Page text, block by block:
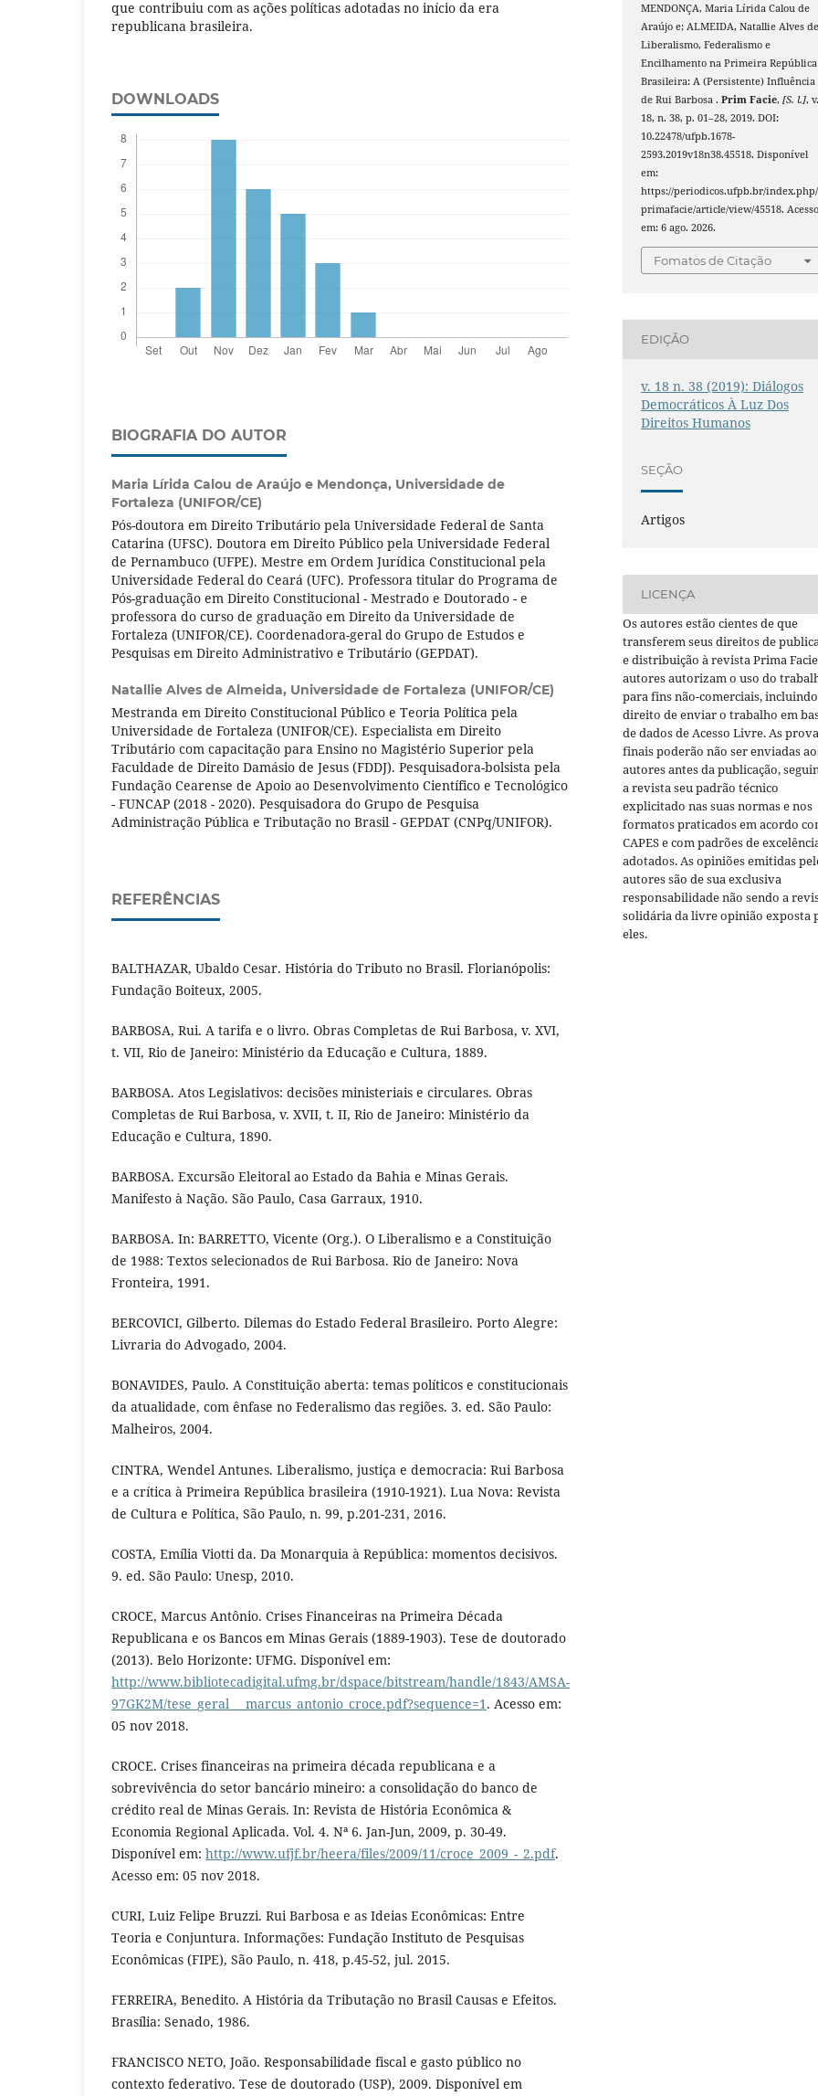
que contribuiu com as ações políticas adotadas no início da era
republicana brasileira.
DOWNLOADS
BIOGRAFIA DO AUTOR
Maria Lírida Calou de Araújo e Mendonça, Universidade de
Fortaleza (UNIFOR/CE)
Pós-doutora em Direito Tributário pela Universidade Federal de Santa
Catarina (UFSC). Doutora em Direito Público pela Universidade Federal
de Pernambuco (UFPE). Mestre em Ordem Jurídica Constitucional pela
Universidade Federal do Ceará (UFC). Professora titular do Programa de
Pós-graduação em Direito Constitucional - Mestrado e Doutorado - e
professora do curso de graduação em Direito da Universidade de
Fortaleza (UNIFOR/CE). Coordenadora-geral do Grupo de Estudos e
Pesquisas em Direito Administrativo e Tributário (GEPDAT).
Natallie Alves de Almeida, Universidade de Fortaleza (UNIFOR/CE)
Mestranda em Direito Constitucional Público e Teoria Política pela
Universidade de Fortaleza (UNIFOR/CE). Especialista em Direito
Tributário com capacitação para Ensino no Magistério Superior pela
Faculdade de Direito Damásio de Jesus (FDDJ). Pesquisadora-bolsista pela
Fundação Cearense de Apoio ao Desenvolvimento Científico e Tecnológico
- FUNCAP (2018 - 2020). Pesquisadora do Grupo de Pesquisa
Administração Pública e Tributação no Brasil - GEPDAT (CNPq/UNIFOR).
REFERÊNCIAS
BALTHAZAR, Ubaldo Cesar. História do Tributo no Brasil. Florianópolis:
Fundação Boiteux, 2005.
BARBOSA, Rui. A tarifa e o livro. Obras Completas de Rui Barbosa, v. XVI,
t. VII, Rio de Janeiro: Ministério da Educação e Cultura, 1889.
BARBOSA. Atos Legislativos: decisões ministeriais e circulares. Obras
Completas de Rui Barbosa, v. XVII, t. II, Rio de Janeiro: Ministério da
Educação e Cultura, 1890.
BARBOSA. Excursão Eleitoral ao Estado da Bahia e Minas Gerais.
Manifesto à Nação. São Paulo, Casa Garraux, 1910.
BARBOSA. In: BARRETTO, Vicente (Org.). O Liberalismo e a Constituição
de 1988: Textos selecionados de Rui Barbosa. Rio de Janeiro: Nova
Fronteira, 1991.
BERCOVICI, Gilberto. Dilemas do Estado Federal Brasileiro. Porto Alegre:
Livraria do Advogado, 2004.
BONAVIDES, Paulo. A Constituição aberta: temas políticos e constitucionais
da atualidade, com ênfase no Federalismo das regiões. 3. ed. São Paulo:
Malheiros, 2004.
CINTRA, Wendel Antunes. Liberalismo, justiça e democracia: Rui Barbosa
e a crítica à Primeira República brasileira (1910-1921). Lua Nova: Revista
de Cultura e Política, São Paulo, n. 99, p.201-231, 2016.
COSTA, Emília Viotti da. Da Monarquia à República: momentos decisivos.
9. ed. São Paulo: Unesp, 2010.
CROCE, Marcus Antônio. Crises Financeiras na Primeira Década
Republicana e os Bancos em Minas Gerais (1889-1903). Tese de doutorado
(2013). Belo Horizonte: UFMG. Disponível em:
http://www.bibliotecadigital.ufmg.br/dspace/bitstream/handle/1843/AMSA-
97GK2M/tese_geral___marcus_antonio_croce.pdf?sequence=1 . Acesso em:
05 nov 2018.
CROCE. Crises financeiras na primeira década republicana e a
sobrevivência do setor bancário mineiro: a consolidação do banco de
crédito real de Minas Gerais. In: Revista de História Econômica &
Economia Regional Aplicada. Vol. 4. Nª 6. Jan-Jun, 2009, p. 30-49.
Disponível em: http://www.ufjf.br/heera/files/2009/11/croce_2009_-_2.pdf.
Acesso em: 05 nov 2018.
CURI, Luiz Felipe Bruzzi. Rui Barbosa e as Ideias Econômicas: Entre
Teoria e Conjuntura. Informações: Fundação Instituto de Pesquisas
Econômicas (FIPE), São Paulo, n. 418, p.45-52, jul. 2015.
FERREIRA, Benedito. A História da Tributação no Brasil Causas e Efeitos.
Brasília: Senado, 1986.
FRANCISCO NETO, João. Responsabilidade fiscal e gasto público no
contexto federativo. Tese de doutorado (USP), 2009. Disponível em
MENDONÇA, Maria Lírida Calou de
Araújo e; ALMEIDA, Natallie Alves
Liberalismo, Federalismo e
Encilhamento na Primeira República
Brasileira: A (Persistente) Influência
de Rui Barbosa .Prim Facie,[S. l.],
18, n. 38, p. 01–28, 2019. DOI:
10.22478/ufpb.1678-
2593.2019v18n38.45518. Disponível
em:
https://periodicos.ufpb.br/index.php/
primafacie/article/view/45518.
em: 6 ago. 2026.
Fomatos de Citação
EDIÇÃO
v. 18 n. 38 (2019): Diálogos
Democráticos À Luz Dos
Direitos Humanos
SEÇÃO
Artigos
LICENÇA
Os autores estão cientes de que
transferem seus direitos de
e distribuição à revista Prima
autores autorizam o uso do
para fins não-comerciais, incluindo
direito de enviar o trabalho em
de dados de Acesso Livre. As
finais poderão não ser enviadas
autores antes da publicação,
a revista seu padrão técnico
explicitado nas suas normas e nos
formatos praticados em acordo
CAPES e com padrões de
adotados. As opiniões emitidas
autores são de sua exclusiva
responsabilidade não sendo a
solidária da livre opinião exposta
eles.